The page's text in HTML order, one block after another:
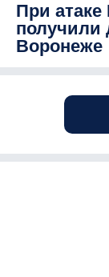
При
получили
Воронеже